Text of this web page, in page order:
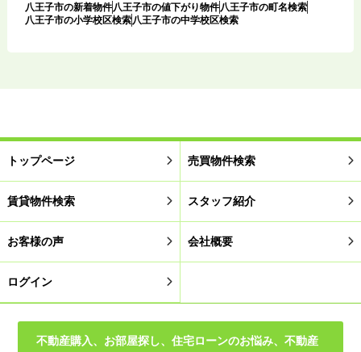
八王子市の新着物件八王子市の値下がり物件八王子市の町名検索
八王子市の小学校区検索八王子市の中学校区検索
トップページ 売買物件検索
賃貸物件検索 スタッフ紹介
お客様の声 会社概要
ログイン
不動産購入、お部屋探し、住宅ローンのお悩み、不動産